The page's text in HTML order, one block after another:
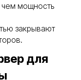
мощность
закрывают
для